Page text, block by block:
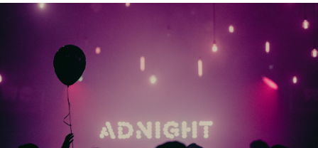
Menu
9 sept: GenAI-training